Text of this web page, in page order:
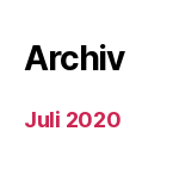
Archiv
Juli 2020